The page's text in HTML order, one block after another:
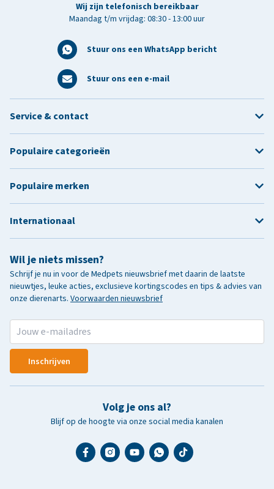
Wij zijn telefonisch bereikbaar
Maandag t/m vrijdag: 08:30 - 13:00 uur
Stuur ons een WhatsApp bericht
Stuur ons een e-mail
Wil je niets missen?
Schrijf je nu in voor de Medpets nieuwsbrief met daarin de laatste
nieuwtjes, leuke acties, exclusieve kortingscodes en tips & advies van
onze dierenarts. Voorwaarden nieuwsbrief
Inschrijven
Volg je ons al?
Blijf op de hoogte via onze social media kanalen
Service & contact
Populaire categorieën
Populaire merken
Internationaal